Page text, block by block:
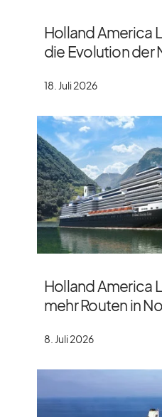
Holland America
die Evolution der
18. Juli 2026
Holland America
mehr Routen in
8. Juli 2026